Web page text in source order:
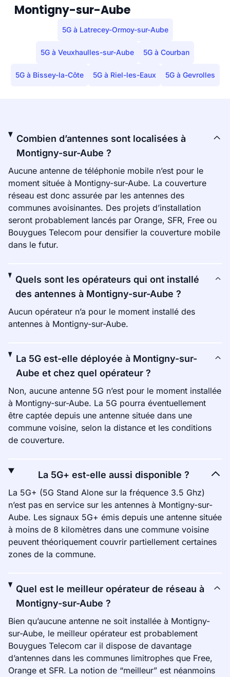
Montigny-sur-Aube
5G à Latrecey-Ormoy-sur-Aube
5G à Veuxhaulles-sur-Aube 5G à Courban
5G à Bissey-la-Côte 5G à Riel-les-Eaux 5G à Gevrolles
Combien d’antennes sont localisées à
Montigny-sur-Aube ?
Aucune antenne de téléphonie mobile n’est pour le
moment située à Montigny-sur-Aube. La couverture
réseau est donc assurée par les antennes des
communes avoisinantes. Des projets d’installation
seront probablement lancés par Orange, SFR, Free ou
Bouygues Telecom pour densifier la couverture mobile
dans le futur.
Quels sont les opérateurs qui ont installé
des antennes à Montigny-sur-Aube ?
Aucun opérateur n’a pour le moment installé des
antennes à Montigny-sur-Aube.
La 5G est-elle déployée à Montigny-sur-
Aube et chez quel opérateur ?
Non, aucune antenne 5G n’est pour le moment installée
à Montigny-sur-Aube. La 5G pourra éventuellement
être captée depuis une antenne située dans une
commune voisine, selon la distance et les conditions
de couverture.
La 5G+ est-elle aussi disponible ?
La 5G+ (5G Stand Alone sur la fréquence 3.5 Ghz)
n’est pas en service sur les antennes à Montigny-sur-
Aube. Les signaux 5G+ émis depuis une antenne située
à moins de 8 kilomètres dans une commune voisine
peuvent théoriquement couvrir partiellement certaines
zones de la commune.
Quel est le meilleur opérateur de réseau à
Montigny-sur-Aube ?
Bien qu’aucune antenne ne soit installée à Montigny-
sur-Aube, le meilleur opérateur est probablement
Bouygues Telecom car il dispose de davantage
d’antennes dans les communes limitrophes que Free,
Orange et SFR. La notion de “meilleur” est néanmoins